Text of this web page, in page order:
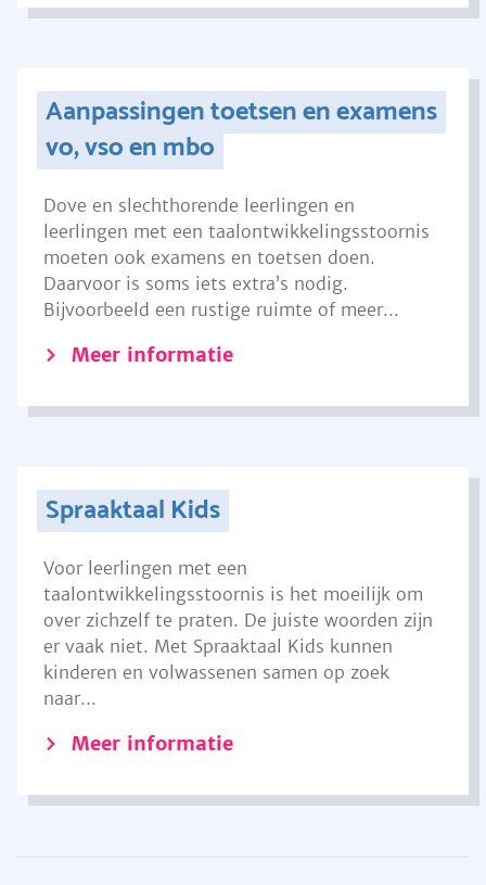
Aanpassingen toetsen en examens
vo, vso en mbo
Dove en slechthorende leerlingen en
leerlingen met een taalontwikkelingsstoornis
moeten ook examens en toetsen doen.
Daarvoor is soms iets extra’s nodig.
Bijvoorbeeld een rustige ruimte of meer...
Meer informatie
Spraaktaal Kids
Voor leerlingen met een
taalontwikkelingsstoornis is het moeilijk om
over zichzelf te praten. De juiste woorden zijn
er vaak niet. Met Spraaktaal Kids kunnen
kinderen en volwassenen samen op zoek
naar...
Meer informatie